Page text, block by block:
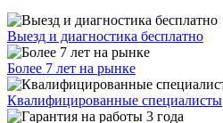
Выезд и диагностика бесплатно
Более 7 лет на рынке
Квалифицированные специалисты